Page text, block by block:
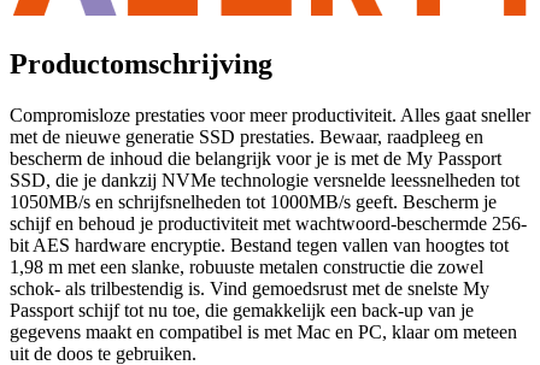
Productomschrijving
Compromisloze prestaties voor meer productiviteit. Alles gaat sneller
met de nieuwe generatie SSD prestaties. Bewaar, raadpleeg en
bescherm de inhoud die belangrijk voor je is met de My Passport
SSD, die je dankzij NVMe technologie versnelde leessnelheden tot
1050MB/s en schrijfsnelheden tot 1000MB/s geeft. Bescherm je
schijf en behoud je productiviteit met wachtwoord-beschermde 256-
bit AES hardware encryptie. Bestand tegen vallen van hoogtes tot
1,98 m met een slanke, robuuste metalen constructie die zowel
schok- als trilbestendig is. Vind gemoedsrust met de snelste My
Passport schijf tot nu toe, die gemakkelijk een back-up van je
gegevens maakt en compatibel is met Mac en PC, klaar om meteen
uit de doos te gebruiken.